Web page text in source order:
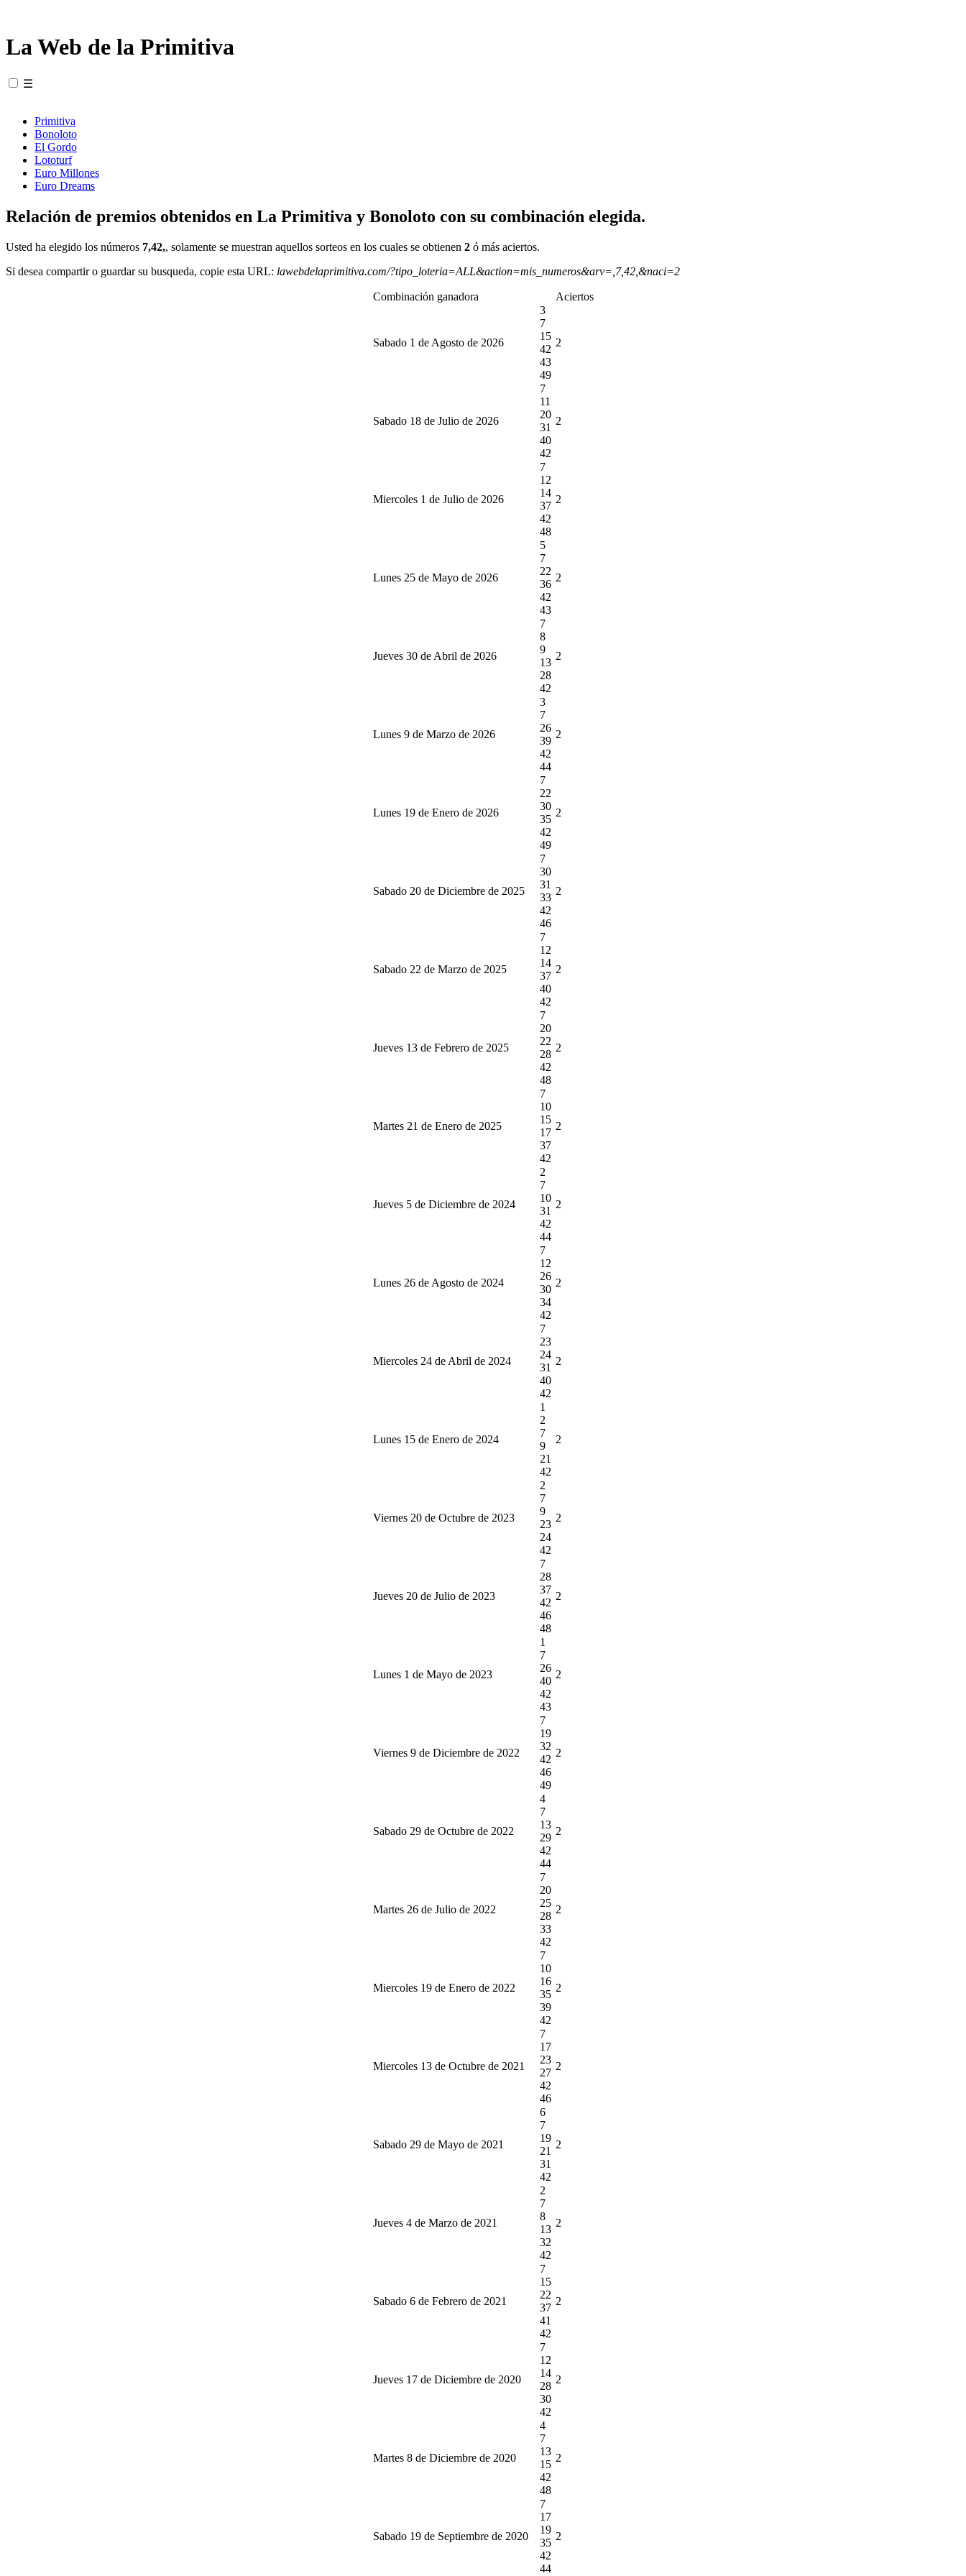
La Web de la Primitiva
☰
Primitiva
Bonoloto
El Gordo
Lototurf
Euro Millones
Euro Dreams
Relación de premios obtenidos en La Primitiva y Bonoloto con su combinación elegida.
Usted ha elegido los números 7,42,, solamente se muestran aquellos sorteos en los cuales se obtienen 2 ó más aciertos.
Si desea compartir o guardar su busqueda, copie esta URL: lawebdelaprimitiva.com/?tipo_loteria=ALL&action=mis_numeros&arv=,7,42,&naci=2
Combinación ganadora Aciertos
Sabado 1 de Agosto de 2026
3
7
15
42
43
49
2
Sabado 18 de Julio de 2026
7
11
20
31
40
42
2
Miercoles 1 de Julio de 2026
7
12
14
37
42
48
2
Lunes 25 de Mayo de 2026
5
7
22
36
42
43
2
Jueves 30 de Abril de 2026
7
8
9
13
28
42
2
Lunes 9 de Marzo de 2026
3
7
26
39
42
44
2
Lunes 19 de Enero de 2026
7
22
30
35
42
49
2
Sabado 20 de Diciembre de 2025
7
30
31
33
42
46
2
Sabado 22 de Marzo de 2025
7
12
14
37
40
42
2
Jueves 13 de Febrero de 2025
7
20
22
28
42
48
2
Martes 21 de Enero de 2025
7
10
15
17
37
42
2
Jueves 5 de Diciembre de 2024
2
7
10
31
42
44
2
Lunes 26 de Agosto de 2024
7
12
26
30
34
42
2
Miercoles 24 de Abril de 2024
7
23
24
31
40
42
2
Lunes 15 de Enero de 2024
1
2
7
9
21
42
2
Viernes 20 de Octubre de 2023
2
7
9
23
24
42
2
Jueves 20 de Julio de 2023
7
28
37
42
46
48
2
Lunes 1 de Mayo de 2023
1
7
26
40
42
43
2
Viernes 9 de Diciembre de 2022
7
19
32
42
46
49
2
Sabado 29 de Octubre de 2022
4
7
13
29
42
44
2
Martes 26 de Julio de 2022
7
20
25
28
33
42
2
Miercoles 19 de Enero de 2022
7
10
16
35
39
42
2
Miercoles 13 de Octubre de 2021
7
17
23
27
42
46
2
Sabado 29 de Mayo de 2021
6
7
19
21
31
42
2
Jueves 4 de Marzo de 2021
2
7
8
13
32
42
2
Sabado 6 de Febrero de 2021
7
15
22
37
41
42
2
Jueves 17 de Diciembre de 2020
7
12
14
28
30
42
2
Martes 8 de Diciembre de 2020
4
7
13
15
42
48
2
Sabado 19 de Septiembre de 2020
7
17
19
35
42
44
2